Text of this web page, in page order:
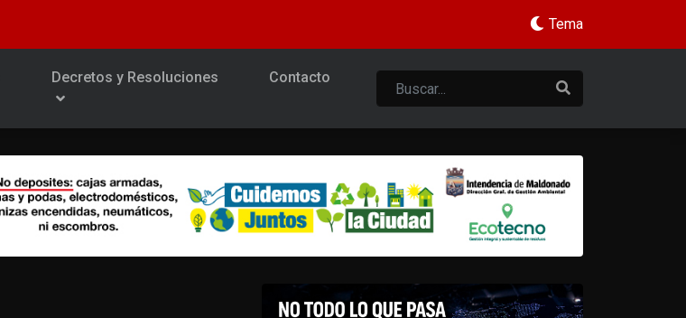
Tema
Decretos y Resoluciones Contacto